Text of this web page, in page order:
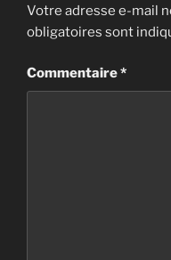
Votre adresse e-mail
obligatoires sont
Commentaire*